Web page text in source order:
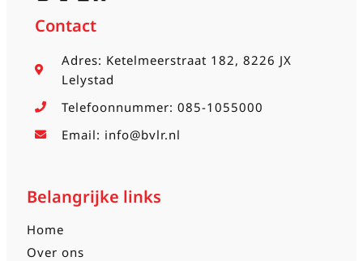
Contact
Adres: Ketelmeerstraat 182, 8226 JX
Lelystad
Telefoonnummer: 085-1055000
Email: info@bvlr.nl
Belangrijke links
Home
Over ons